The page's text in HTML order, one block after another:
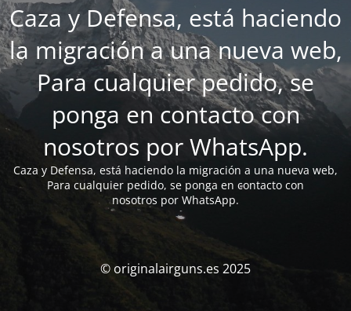
Caza y Defensa, está haciendo
la migración a una nueva web,
Para cualquier pedido, se
ponga en contacto con
nosotros por WhatsApp.
Caza y Defensa, está haciendo la migración a una nueva web,
Para cualquier pedido, se ponga en contacto con
nosotros por WhatsApp.
© originalairguns.es 2025